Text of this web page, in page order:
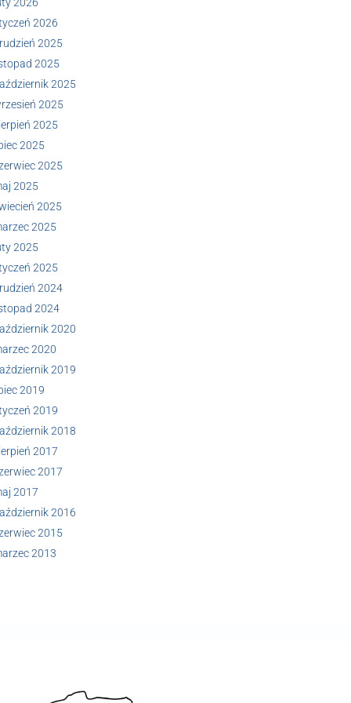
2026
2025
2025
2025
2025
2025
2025
2025
2025
2025
2025
2025
2025
2024
2024
2020
2020
2019
2019
2019
2018
2017
2017
2017
2016
2015
2013